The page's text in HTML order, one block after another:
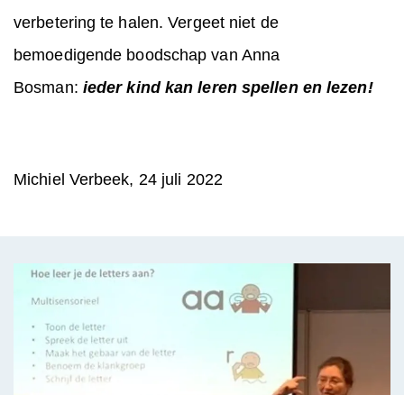
verbetering te halen. Vergeet niet de
bemoedigende boodschap van Anna
Bosman: ieder kind kan leren spellen en lezen!
Michiel Verbeek, 24 juli 2022